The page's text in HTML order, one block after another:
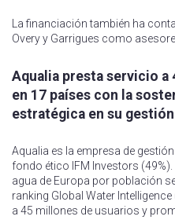
La financiación también ha
Overy y Garrigues como
Aqualia presta servicio a
en 17 países con la
estratégica en su gestión
Aqualia es la empresa de gestión
fondo ético IFM Investors
agua de Europa por población
ranking Global Water
a 45 millones de usuarios y